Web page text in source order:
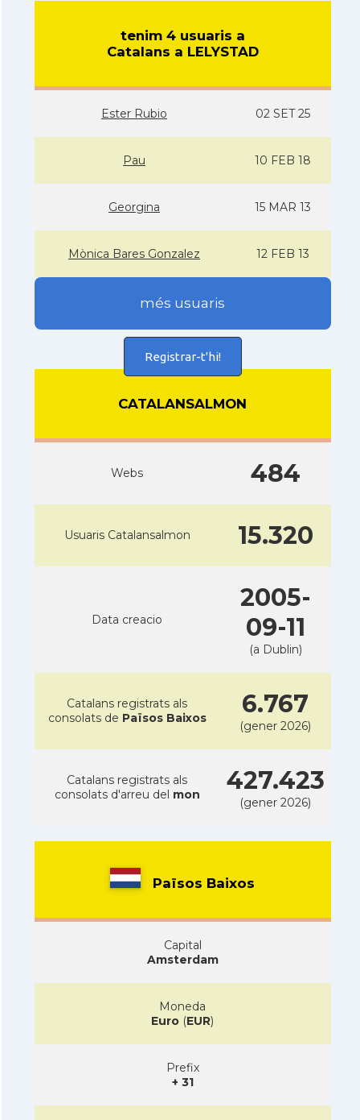
tenim 4 usuaris a
Catalans a LELYSTAD
Ester Rubio 02 SET 25
Pau 10 FEB 18
Georgina 15 MAR 13
Mònica Bares Gonzalez 12 FEB 13
més usuaris
Registrar-t'hi!
CATALANSALMON
Webs 484
Usuaris Catalansalmon 15.320
Data creacio
2005-
09-11
(a Dublin)
Catalans registrats als
consolats de Països Baixos 6.767
(gener 2026)
Catalans registrats als
consolats d'arreu del mon 427.423
(gener 2026)
Països Baixos
Capital
Amsterdam
Moneda
Euro (EUR)
Prefix
+ 31